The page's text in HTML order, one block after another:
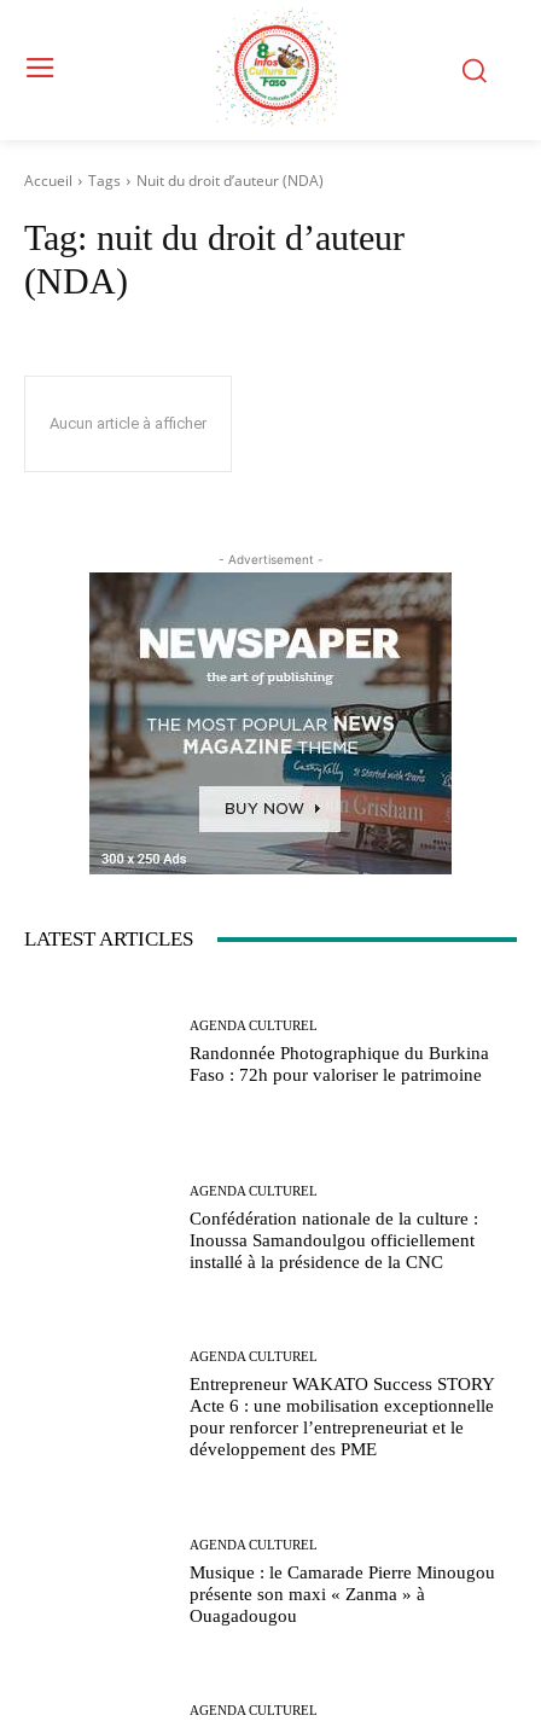
Accueil Tags Nuit du droit d’auteur (NDA)
Tag: nuit du droit d’auteur
(NDA)
Aucun article à afficher
- Advertisement -
LATEST ARTICLES
AGENDA CULTUREL
Randonnée Photographique du Burkina
Faso : 72h pour valoriser le patrimoine
AGENDA CULTUREL
Confédération nationale de la culture :
Inoussa Samandoulgou officiellement
installé à la présidence de la CNC
AGENDA CULTUREL
Entrepreneur WAKATO Success STORY
Acte 6 : une mobilisation exceptionnelle
pour renforcer l’entrepreneuriat et le
développement des PME
AGENDA CULTUREL
Musique : le Camarade Pierre Minougou
présente son maxi « Zanma » à
Ouagadougou
AGENDA CULTUREL